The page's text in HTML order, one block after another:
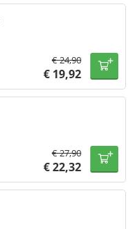
€24,90
€ 19,92
€27,90
€22,32